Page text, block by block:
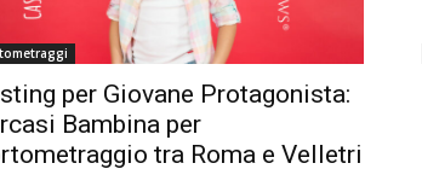
per Giovane Protagonista:
Bambina per
tra Roma e Velletri